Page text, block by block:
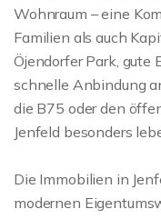
Wohnraum – eine
Familien als auch
Öjendorfer Park, gute
schnelle Anbindung
die B75 oder den
Jenfeld besonders
Die Immobilien in
modernen